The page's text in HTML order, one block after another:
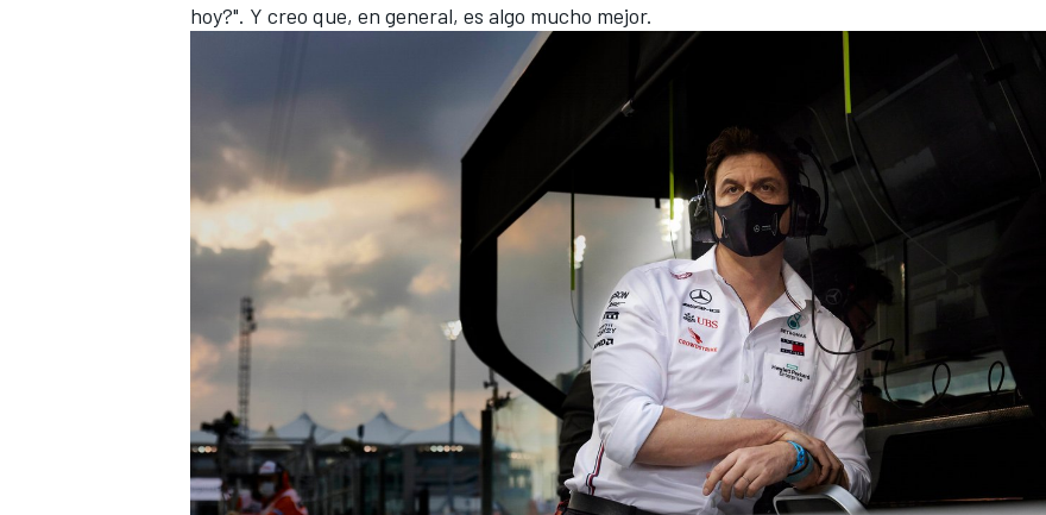
hoy?". Y creo que, en general, es algo mucho mejor.